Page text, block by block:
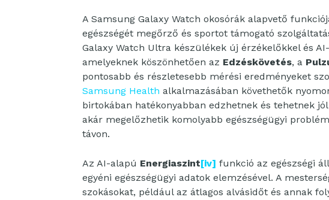
A Samsung Galaxy Watch okosórák alapvető
egészségét megőrző és sportot támogató
Galaxy Watch Ultra készülékek új érzékelőkkel és
amelyeknek köszönhetően az Edzéskövetés, a
pontosabb és részletesebb mérési eredményeket
Samsung Health alkalmazásában követhetők
birtokában hatékonyabban edzhetnek és tehetnek
akár megelőzhetik komolyabb egészségügyi
távon.
Az AI-alapú Energiaszint[iv] funkció az egészségi
egyéni egészségügyi adatok elemzésével. A
szokásokat, például az átlagos alvásidőt és annak